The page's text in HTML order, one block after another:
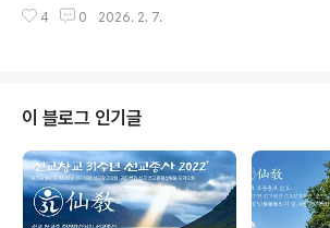
명상법회”를 진행했습니다. ※세계 물의 날 · 선교 / 언론보
교창교36년 병오년한민족 고유종교 선교(仙敎), 선교총
선교경전 「선교전(仙敎典)」에서 선원(仙院)에 대해 교유
하시기를 “선림원(仙林院)은 선교(仙敎)의 제일선문(第
一仙門)이요, 선교 선원(仙院)의 총림(叢林)이며, 선교
교구 교당의 총본산(總本山)이다. 선인(仙人)이 산(山)에
거하여 선교(仙敎)를 신앙하고 선도(仙道)를 수행하며 선
학(..
4 0 2026. 2. 7.
이 블로그 인기글